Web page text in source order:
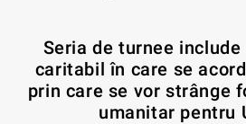
Seria de turnee
caritabil în care se
prin care se vor strânge
umanitar pentru